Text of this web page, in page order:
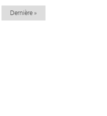
Dernière
Dernière »